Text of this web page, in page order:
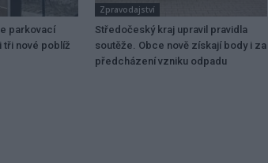
parkovací
tři nové poblíž
Zpravodajství
Středočeský kraj upravil pravidla
soutěže. Obce nově získají body i za
předcházení vzniku odpadu